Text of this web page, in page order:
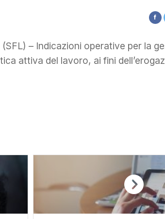
– Indicazioni operative per la
attiva del lavoro, ai fini